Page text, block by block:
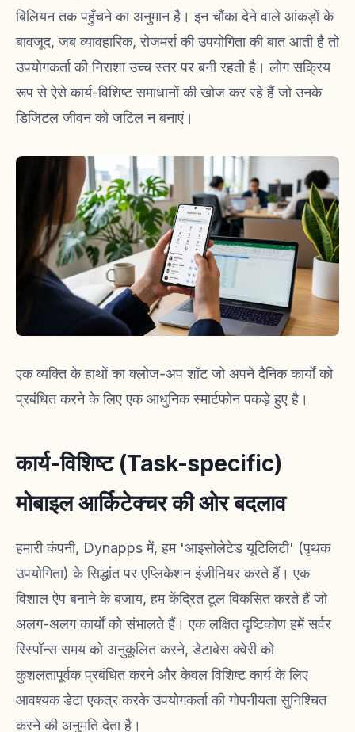
बिलियन तक पहुँचने का अनुमान है। इन चौंका देने वाले आंकड़ों के
बावजूद, जब व्यावहारिक, रोजमर्रा की उपयोगिता की बात आती है तो
उपयोगकर्ता की निराशा उच्च स्तर पर बनी रहती है। लोग सक्रिय
रूप से ऐसे कार्य-विशिष्ट समाधानों की खोज कर रहे हैं जो उनके
डिजिटल जीवन को जटिल न बनाएं।
एक व्यक्ति के हाथों का क्लोज-अप शॉट जो अपने दैनिक कार्यों को
प्रबंधित करने के लिए एक आधुनिक स्मार्टफोन पकड़े हुए है।
कार्य-विशिष्ट (Task-specific)
मोबाइल आर्किटेक्चर की ओर बदलाव
हमारी कंपनी, Dynapps में, हम 'आइसोलेटेड यूटिलिटी' (पृथक
उपयोगिता) के सिद्धांत पर एप्लिकेशन इंजीनियर करते हैं। एक
विशाल ऐप बनाने के बजाय, हम केंद्रित टूल विकसित करते हैं जो
अलग-अलग कार्यों को संभालते हैं। एक लक्षित दृष्टिकोण हमें सर्वर
रिस्पॉन्स समय को अनुकूलित करने, डेटाबेस क्वेरी को
कुशलतापूर्वक प्रबंधित करने और केवल विशिष्ट कार्य के लिए
आवश्यक डेटा एकत्र करके उपयोगकर्ता की गोपनीयता सुनिश्चित
करने की अनुमति देता है।